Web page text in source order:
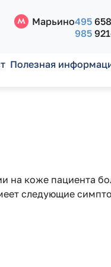
Марьино495
985
Полезная
коже пациента
следующие